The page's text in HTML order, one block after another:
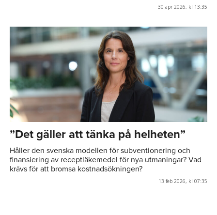
30 apr 2026, kl 13:35
”Det gäller att tänka på helheten”
Håller den svenska modellen för subventionering och
finansiering av receptläkemedel för nya utmaningar? Vad
krävs för att bromsa kostnadsökningen?
13 feb 2026, kl 07:35